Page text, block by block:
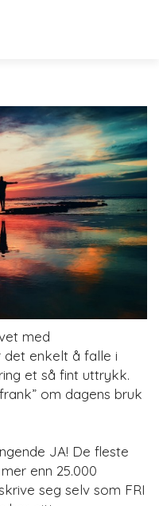
med
det enkelt å falle i
et så fint uttrykk.
om dagens bruk
JA! De fleste
enn 25.000
seg selv som FRI